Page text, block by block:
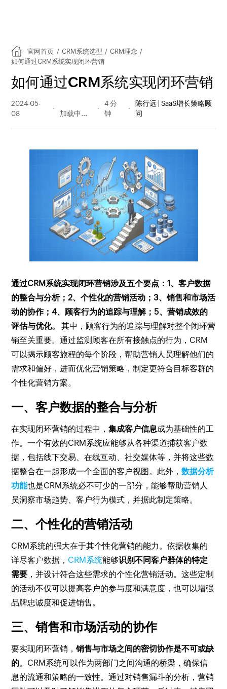
官网首页 / CRM系统选型 / CRM理念 /
如何通过CRM系统实现闭环营销
如何通过CRM系统实现闭环营销
2024-05-
08
量
4 分
钟
陈行远 | SaaS增长策略顾
问
通过CRM系统实现闭环营销涉及五个要点：1、客户数据
的整合与分析；2、个性化的营销活动；3、销售和市场活
动的协作；4、顾客行为的追踪与理解；5、营销成效的
评估与优化。
其中，顾客行为的追踪与理解对整个闭环营
销至关重要。通过监测顾客在所有接触点的行为，CRM
可以揭示顾客旅程的每个阶段，帮助营销人员理解他们的
需求和偏好，进而优化营销策略，制定更符合目标客群的
个性化营销方案。
一、客户数据的整合与分析
在实现闭环营销的过程中，集成客户信息成为基础性的工
作。一个有效的CRM系统应能够从各种渠道捕获客户数
据，包括线下交易、在线互动、社交媒体等，并将这些数
据整合在一起形成一个全面的客户视图。此外，数据分析
功能也是CRM系统必不可少的一部分，能够帮助营销人
员洞察市场趋势、客户行为模式，并据此制定策略。
二、个性化的营销活动
CRM系统的强大在于其个性化营销的能力。依据收集的
详尽客户数据， CRM系统能够识别不同客户群体的特定
需要 ，并设计符合这些需求的个性化营销活动。这些定制
的活动不仅可以提高客户的参与度和满意度，也可以增强
品牌忠诚度和促进销售。
三、销售和市场活动的协作
要实现闭环营销，销售与市场之间的密切协作是不可或缺
的。CRM系统可以作为两部门之间沟通的桥梁，确保信
息的流通和策略的一致性。通过对销售漏斗的分析，营销